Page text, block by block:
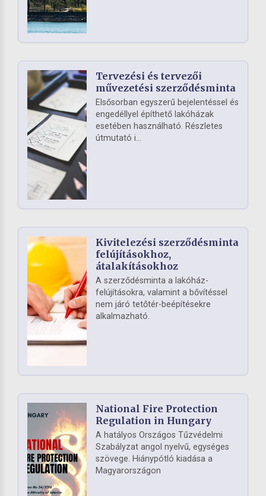
Tervezési és tervezői
művezetési szerződésminta
Elsősorban egyszerű bejelentéssel és
engedéllyel építhető lakóházak
esetében használható. Részletes
útmutató i...
Kivitelezési szerződésminta
felújításokhoz,
átalakításokhoz
A szerződésminta a lakóház-
felújításokra, valamint a bővítéssel
nem járó tetőtér-beépítésekre
alkalmazható.
National Fire Protection
Regulation in Hungary
A hatályos Országos Tűzvédelmi
Szabályzat angol nyelvű, egységes
szövege. Hiánypótló kiadása a
Magyarországon